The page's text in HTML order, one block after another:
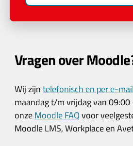
Vragen over
Wij zijntelefonisch en per e-
maandag t/m vrijdag van
onzeMoodle FAQvoor
Moodle LMS, Workplace en